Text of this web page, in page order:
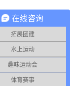
在线咨询
拓展团建
水上运动
趣味运动会
体育赛事